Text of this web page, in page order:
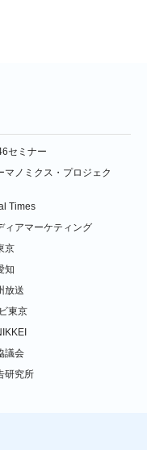
セミナー
マノミクス・プロジェク
Times
ィアマーケティング
京
知
放送
東京
議会
研究所